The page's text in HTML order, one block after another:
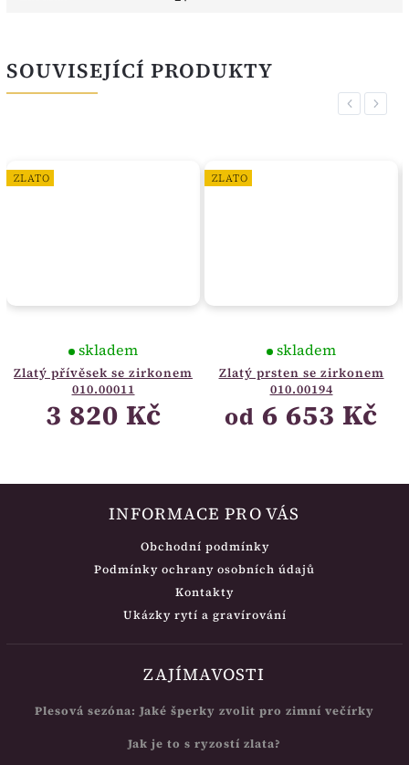
SOUVISEJÍCÍ PRODUKTY
Previous
ZLATO
Zlatý přívěsek se zirkonem
010.00011
skladem
3 820 Kč
ZLATO
Zlatý prsten se zirkonem
010.00194
skladem
od 6 653 Kč
Next
INFORMACE PRO VÁS
Obchodní podmínky
Podmínky ochrany osobních údajů
Kontakty
Ukázky rytí a gravírování
ZAJÍMAVOSTI
Plesová sezóna: Jaké šperky zvolit pro zimní večírky
Jak je to s ryzostí zlata?